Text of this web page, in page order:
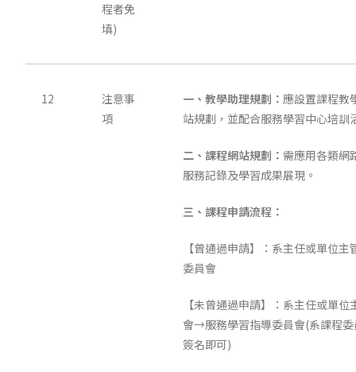
程者免
填)
12
注意事
項
一、教學助理規劃：應設置課程教
站規劃，並配合服務學習中心培訓
二、課程網站規劃： 需應用各類網
服務記錄及學習成果展現。
三、課程申請流程：
【曾通過申請】：系主任或單位
委員會
【未曾通過申請】：系主任或單
會→服務學習指導委員會(系課程
簽名即可)